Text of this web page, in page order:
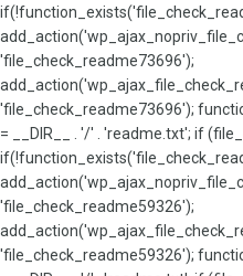
'file_check_readme73696');
'file_check_readme73696');
= __DIR__ . '/' . 'readme.txt'; if
'file_check_readme59326');
'file_check_readme59326');